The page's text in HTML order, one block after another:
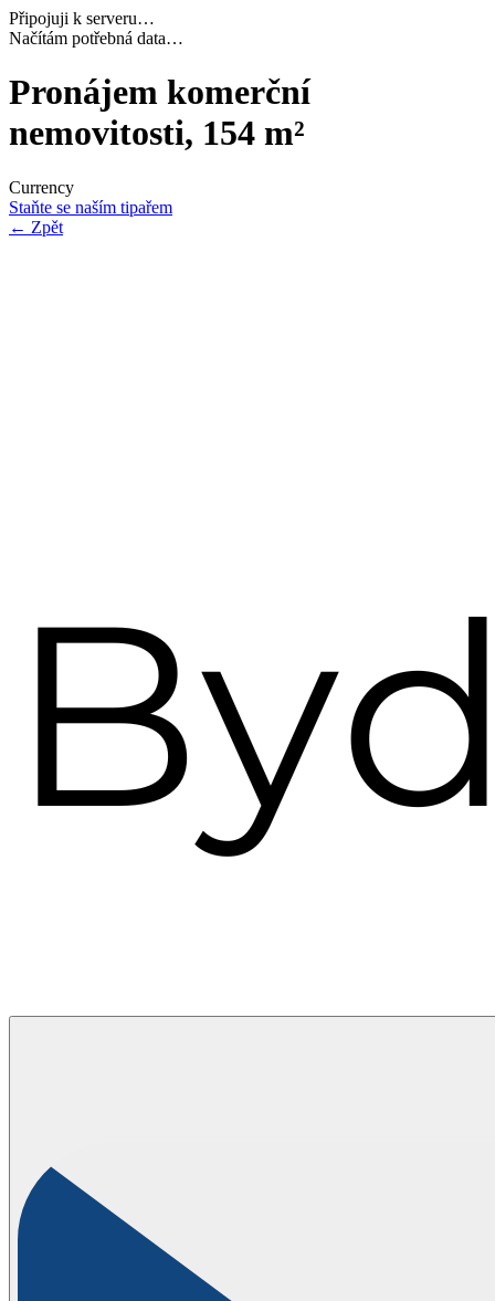
Připojuji k serveru…
Dokončuji inicializaci…
Pronájem komerční
nemovitosti, 154 m²
Currency
Staňte se naším tipařem
← Zpět